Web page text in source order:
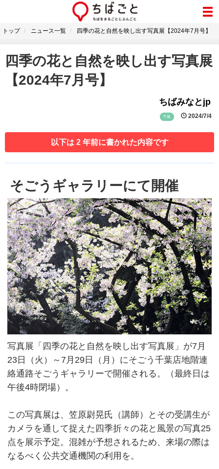
トップ ニュース一覧 四季の花と自然を映し出す写真展【2024年7月号】
四季の花と自然を映し出す写真展
【2024年7月号】
ちばみなとjp
千葉 2024/7/4
以下は 2 年前に書かれた内容です
そごうギャラリーにて開催
写真展「四季の花と自然を映し出す写真展」が7月
23日（火）～7月29日（月）にそごう千葉店地階連
絡通路そごうギャラリーで開催される。（最終日は
午後4時閉場）。
この写真展は、笠原尉晃氏（講師）とその受講生が
カメラを通して捉えた四季折々の花と風景の写真25
点を展示予定。混雑が予想されるため、来場の際は
なるべく公共交通機関の利用を。